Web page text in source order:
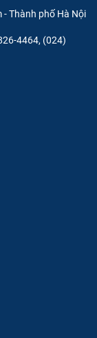
- Thành phố Hà Nội
4464, (024)